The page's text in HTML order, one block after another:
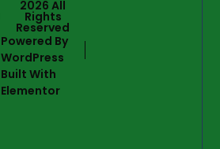
2026 All
Rights
Reserved
Powered By
WordPress
Built With
Elementor